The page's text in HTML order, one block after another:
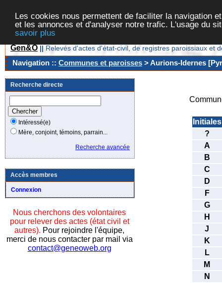
Les cookies nous permettent de faciliter la navigation
et les annonces et d'analyser notre trafic. L'usage du
savoir plus
Gen&O || Relevés d'actes d'état-civil, de registres paroissiaux et
Navigation :: Communes et paroisses > Aurions-Idernes
Recherche directe
Intéressé(e)
Mère, conjoint, témoins, parrain...
Recherche avancée
Accès membres
Connexion
Nous cherchons des volontaires
pour relever des actes (état civil et
autres). Pour rejoindre l'équipe,
merci de nous contacter par mail via
contact@geneoweb.org
Initiales
?
A
B
C
D
F
G
H
J
K
L
M
N